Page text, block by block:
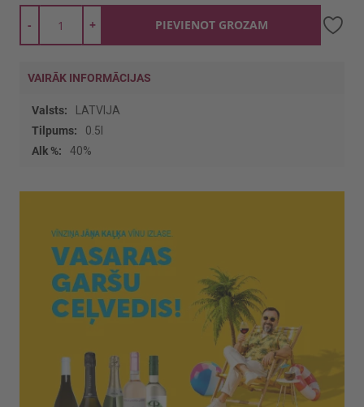
+
- PIEVIENOT GROZAM
VAIRĀK INFORMĀCIJAS
Vairāk
informācijas
LATVIJA
0.5l
40%